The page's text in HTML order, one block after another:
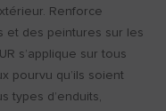
Renforce
et des peintures sur les
s’applique sur tous
pourvu qu’ils soient
types d’enduits,